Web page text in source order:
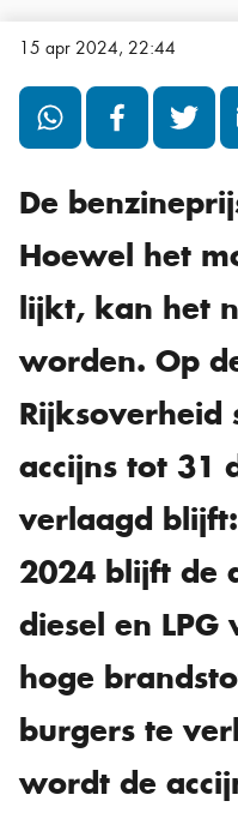
15 apr 2024, 22:44
De
Hoewel het
lijkt, kan het
worden. Op
Rijksoverheid
accijns tot 31
verlaagd
2024 blijft de
diesel en
hoge
burgers te
wordt de